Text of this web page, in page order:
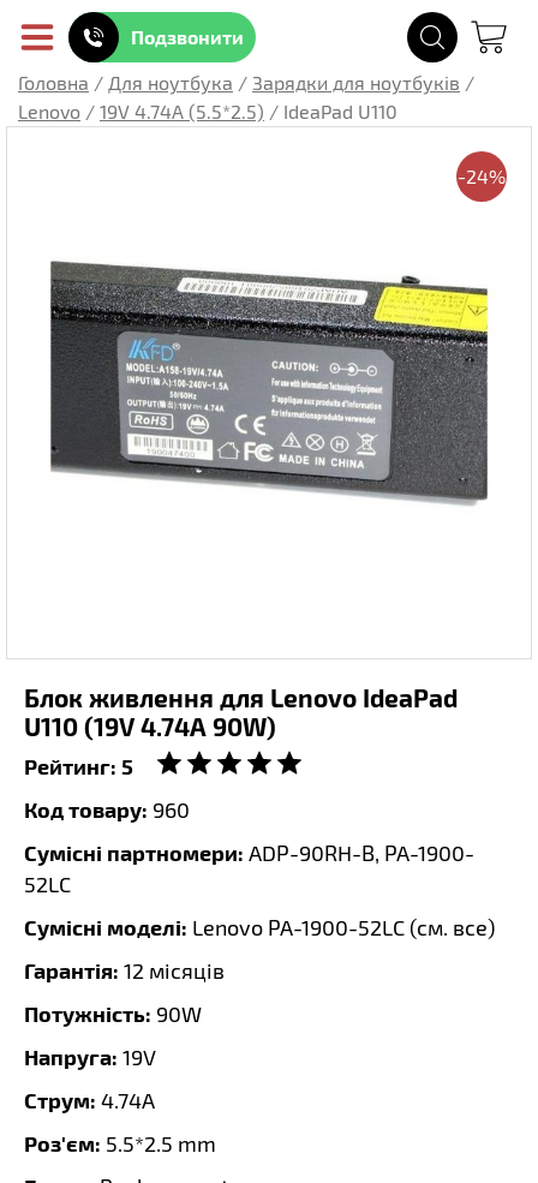
Подзвонити
Головна / Для ноутбука / Зарядки для ноутбуків /
Lenovo / 19V 4.74A (5.5*2.5) / IdeaPad U110
-24%
Блок живлення для Lenovo IdeaPad
U110 (19V 4.74A 90W)
Рейтинг: 5
Код товару: 960
Сумісні партномери: ADP-90RH-B, PA-1900-
52LC
Сумісні моделі: Lenovo PA-1900-52LC (см. все)
Гарантія: 12 місяців
Потужність: 90W
Напруга: 19V
Струм: 4.74A
Роз'єм: 5.5*2.5 mm